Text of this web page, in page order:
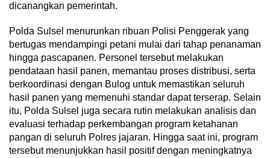
dicanangkan pemerintah.
Polda Sulsel menurunkan ribuan Polisi Penggerak yang
bertugas mendampingi petani mulai dari tahap penanaman
hingga pascapanen. Personel tersebut melakukan
pendataan hasil panen, memantau proses distribusi, serta
berkoordinasi dengan Bulog untuk memastikan seluruh
hasil panen yang memenuhi standar dapat terserap. Selain
itu, Polda Sulsel juga secara rutin melakukan analisis dan
evaluasi terhadap perkembangan program ketahanan
pangan di seluruh Polres jajaran. Hingga saat ini, program
tersebut menunjukkan hasil positif dengan meningkatnya